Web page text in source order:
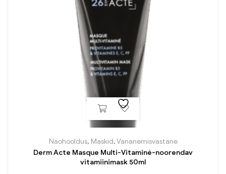
Näohooldus, Maskid,Vananemisvastane
Derm Acte Masque Multi-Vitaminé-noorendav
vitamiinimask 50ml